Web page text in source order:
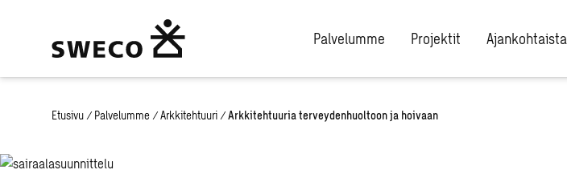
Palvelumme Projektit Ajankohtaista
Etusivu / Palvelumme / Arkkitehtuuri / Arkkitehtuuria terveydenhuoltoon ja hoivaan